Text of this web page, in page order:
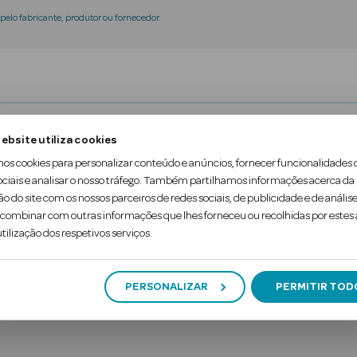
utiliza cookies
cookies para personalizar conteúdo e anúncios, fornecer funcionalidades
e analisar o nosso tráfego. Também partilhamos informações acerca da
do site com os nossos parceiros de redes sociais, de publicidade e de
com outras informações que lhes forneceu ou recolhidas por estes
dos respetivos serviços.
PERSONALIZAR PERMITIR
fabricante, produtor ou fornecedor.
é um lápis de sobrancelhas super fino e
e à prova de água, não mancha por muitas horas
um pincel especialmente desenvolvido,